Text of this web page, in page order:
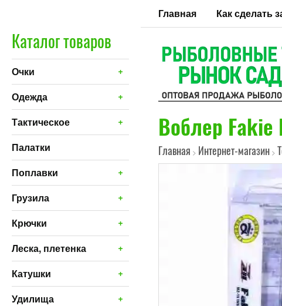
Главная Как сделать
Каталог товаров
+
Очки
+
Одежда
+
Тактическое
Палатки
+
Поплавки
+
Грузила
+
Крючки
+
Леска, плетенка
+
Катушки
+
Удилища
Воблер Fakie
Главная > Интернет-магазин >